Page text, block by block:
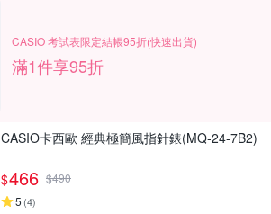
CASIO 考試表限定結帳95折(快速出貨)
滿1件享95折
CASIO卡西歐 經典極簡風指針錶(MQ-24-7B2)
$466 $490
5 (4)